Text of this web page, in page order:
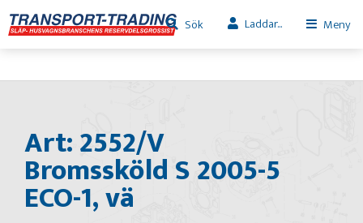
Sök Laddar... Meny
Art: 2552/V
Bromssköld S 2005-5
ECO-1, vä